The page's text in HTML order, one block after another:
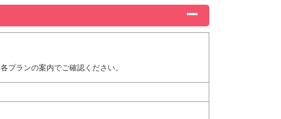
プランの案内でご確認ください。